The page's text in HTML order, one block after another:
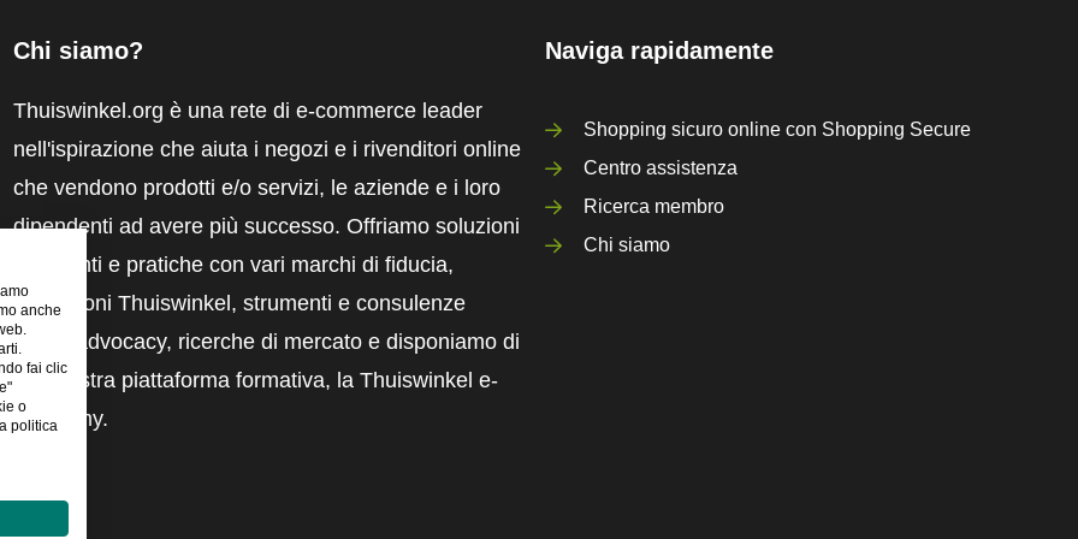
Chi siamo?
Thuiswinkel.org è una rete di e-commerce leader
nell'ispirazione che aiuta i negozi e i rivenditori online
che vendono prodotti e/o servizi, le aziende e i loro
dipendenti ad avere più successo. Offriamo soluzioni
pertinenti e pratiche con vari marchi di fiducia,
recensioni Thuiswinkel, strumenti e consulenze
legali, advocacy, ricerche di mercato e disponiamo di
una nostra piattaforma formativa, la Thuiswinkel e-
Academy.
Naviga rapidamente
Shopping sicuro online con Shopping Secure
Centro assistenza
Ricerca membro
Chi siamo
anche
fai clic
o
politica